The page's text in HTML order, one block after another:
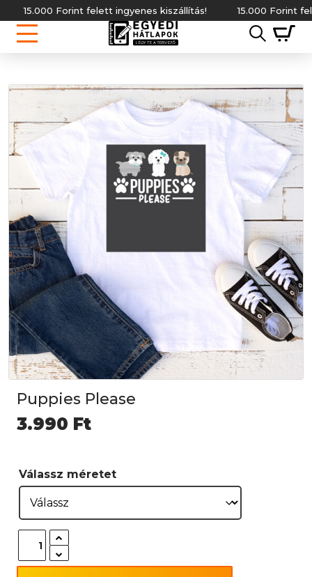
Forint felett ingyenes kiszállítás! 15.000 Forint felett
Puppies Please
3.990 Ft
Válassz méretet